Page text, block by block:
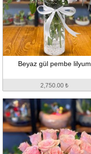
Beyaz gül pembe lilyum
2,750.00 ₺